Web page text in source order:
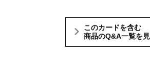
このカードを含む
商品のQ&A一覧を